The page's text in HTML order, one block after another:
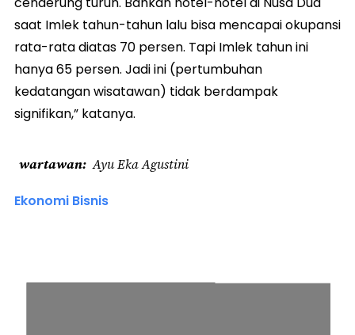
saat Imlek tahun-tahun lalu bisa mencapai okupansi
rata-rata diatas 70 persen. Tapi Imlek tahun ini
hanya 65 persen. Jadi ini (pertumbuhan
kedatangan wisatawan) tidak berdampak
signifikan,” katanya.
wartawan Ayu Eka Agustini
Ekonomi Bisnis